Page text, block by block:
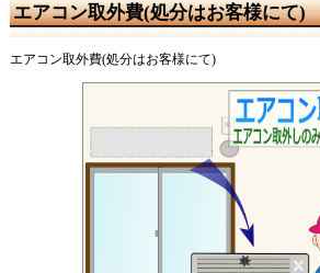
エアコン取外費(処分はお客様にて)
エアコン取外費(処分はお客様にて)